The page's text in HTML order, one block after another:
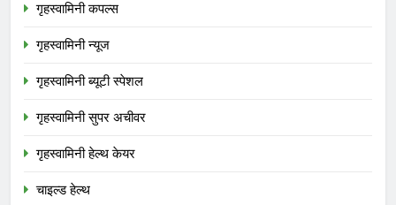
गृहस्वामिनी कपल्स
गृहस्वामिनी न्यूज
गृहस्वामिनी ब्यूटी स्पेशल
गृहस्वामिनी सुपर अचीवर
गृहस्वामिनी हेल्थ केयर
चाइल्ड हेल्थ